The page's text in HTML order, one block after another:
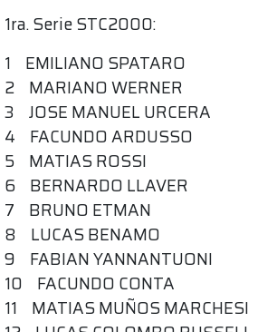
1ra. Serie STC2000:
1 EMILIANO SPATARO
2 MARIANO WERNER
3 JOSE MANUEL URCERA
4 FACUNDO ARDUSSO
5 MATIAS ROSSI
6 BERNARDO LLAVER
7 BRUNO ETMAN
8 LUCAS BENAMO
9 FABIAN YANNANTUONI
10 FACUNDO CONTA
11 MATIAS MUÑOS MARCHESI